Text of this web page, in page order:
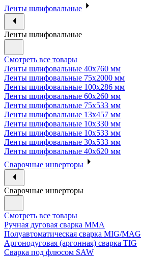
Ленты шлифовальные
Ленты шлифовальные
Смотреть все товары
Ленты шлифовальные 40х760 мм
Ленты шлифовальные 75х2000 мм
Ленты шлифовальные 100х286 мм
Ленты шлифовальные 60х260 мм
Ленты шлифовальные 75х533 мм
Ленты шлифовальные 13х457 мм
Ленты шлифовальные 10х330 мм
Ленты шлифовальные 10х533 мм
Ленты шлифовальные 30х533 мм
Ленты шлифовальные 40х620 мм
Сварочные инверторы
Сварочные инверторы
Смотреть все товары
Ручная дуговая сварка MMA
Полуавтоматическая сварка MIG/MAG
Аргонодуговая (аргонная) сварка TIG
Сварка под флюсом SAW